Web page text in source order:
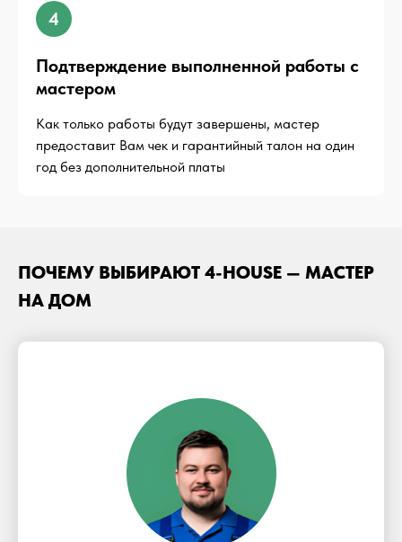
4
Подтверждение выполненной работы с
мастером
Как только работы будут завершены, мастер
предоставит Вам чек и гарантийный талон на один
год без дополнительной платы
ПОЧЕМУ ВЫБИРАЮТ 4-HOUSE — МАСТЕР
НА ДОМ